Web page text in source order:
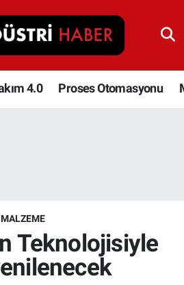
4.0 Proses Otomasyonu
Teknolojisiyle